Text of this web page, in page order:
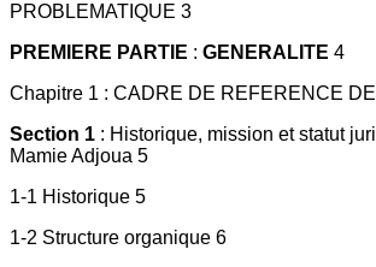
PROBLEMATIQUE 3
PREMIERE PARTIE : GENERALITE 4
Chapitre 1 : CADRE DE REFERENCE
Section 1 : Historique, mission et statut
Mamie Adjoua 5
1-1 Historique 5
1-2 Structure organique 6